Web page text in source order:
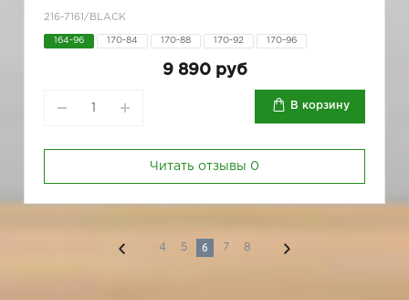
216-7161/BLACK
164-96 170-84 170-88 170-92 170-96
9 890 руб
В корзину
Читать отзывы 0
4 5 6 7 8